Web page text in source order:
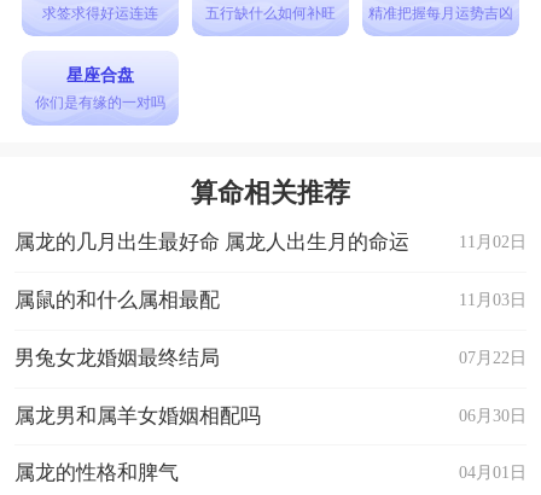
求签求得好运连连 五行缺什么如何补旺 精准把握每月运势吉凶
星座合盘
你们是有缘的一对吗
算命相关推荐
11月02日
属龙的几月出生最好命 属龙人出生月的命运
11月03日
属鼠的和什么属相最配
07月22日
男兔女龙婚姻最终结局
06月30日
属龙男和属羊女婚姻相配吗
04月01日
属龙的性格和脾气